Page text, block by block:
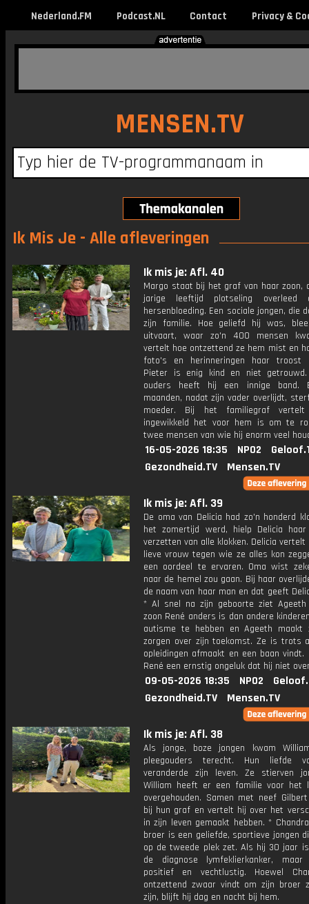
Nederland.FM Podcast.NL Contact Privacy &
MENSEN.TV
Ik Mis Je - Alle afleveringen
Ik mis je: Afl. 40
Margo staat bij het graf van haar zoon,
jarige leeftijd plotseling overleed
hersenbloeding. Een sociale jongen, die
zijn familie. Hoe geliefd hij was,
uitvaart, waar zo'n 400 mensen
vertelt hoe ontzettend ze hem mist en
foto's en herinneringen haar troost
Pieter is enig kind en niet
ouders heeft hij een innige band.
maanden, nadat zijn vader overlijdt,
moeder. Bij het familiegraf
ingewikkeld het voor hem is om te
twee mensen van wie hij enorm veel
16-05-2026 18:35 NPO2
Gezondheid.TV
Mensen.TV
Ik mis je: Afl. 39
De oma van Delicia had zo'n honderd
het zomertijd werd, hielp Delicia
verzetten van alle klokken. Delicia vertelt
lieve vrouw tegen wie ze alles kon
een oordeel te ervaren. Oma wist
naar de hemel zou gaan. Bij haar
de naam van haar man en dat geeft
* Al snel na zijn geboorte ziet
zoon René anders is dan andere
autisme te hebben en Ageeth maakt
zorgen over zijn toekomst. Ze is trots
opleidingen afmaakt en een baan vindt.
René een ernstig ongeluk dat hij niet
09-05-2026 18:35 NPO2
Gezondheid.TV
Mensen.TV
Ik mis je: Afl. 38
Als jonge, boze jongen kwam
pleegouders terecht. Hun liefde
veranderde zijn leven. Ze stierven
William heeft er een familie voor het
overgehouden. Samen met neef
bij hun graf en vertelt hij over het
in zijn leven gemaakt hebben. *
broer is een geliefde, sportieve jongen
op de tweede plek zet. Als hij 30 jaar
de diagnose lymfeklierkanker,
positief en vechtlustig. Hoewel
ontzettend zwaar vindt om zijn broer
zijn, blijft hij dag en nacht bij hem.